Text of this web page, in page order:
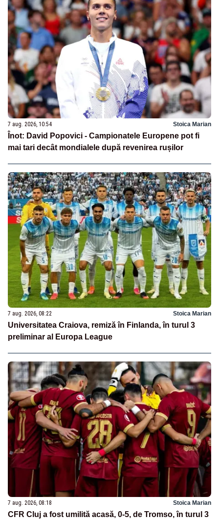
7 aug. 2026, 10:54 Stoica Marian
Înot: David Popovici - Campionatele Europene pot fi
mai tari decât mondialele după revenirea rușilor
7 aug. 2026, 08:22 Stoica Marian
Universitatea Craiova, remiză în Finlanda, în turul 3
preliminar al Europa League
7 aug. 2026, 08:18 Stoica Marian
CFR Cluj a fost umilită acasă, 0-5, de Tromso, în turul 3